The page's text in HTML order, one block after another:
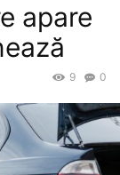
apare
0
9